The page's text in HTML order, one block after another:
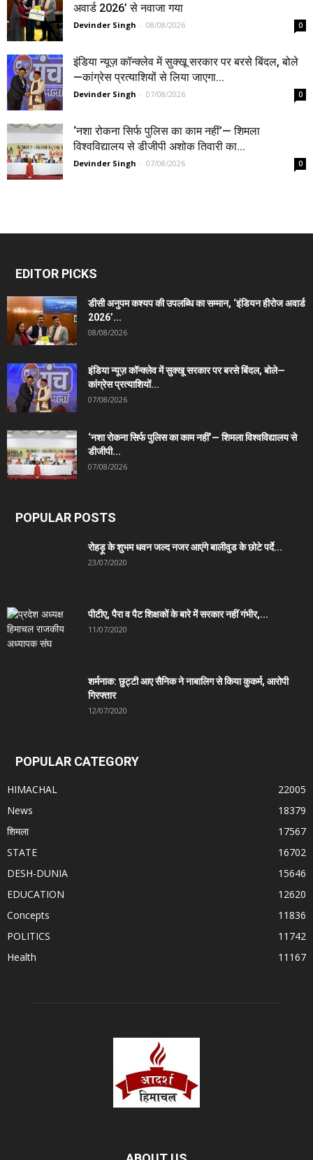
अवार्ड 2026’ से नवाजा गया
Devinder Singh - 08/08/2026 0
इंडिया न्यूज़ कॉन्क्लेव में सुक्खू सरकार पर बरसे बिंदल, बोले
—कांग्रेस प्रत्याशियों से लिया जाएगा...
Devinder Singh - 07/08/2026 0
‘नशा रोकना सिर्फ पुलिस का काम नहीं’— शिमला
विश्वविद्यालय से डीजीपी अशोक तिवारी का...
Devinder Singh - 07/08/2026 0
EDITOR PICKS
डीसी अनुपम कश्यप की उपलब्धि का सम्मान, ‘इंडियन हीरोज अवार्ड
2026’...
08/08/2026
इंडिया न्यूज़ कॉन्क्लेव में सुक्खू सरकार पर बरसे बिंदल, बोले—
कांग्रेस प्रत्याशियों...
07/08/2026
‘नशा रोकना सिर्फ पुलिस का काम नहीं’— शिमला विश्वविद्यालय से
डीजीपी...
07/08/2026
POPULAR POSTS
रोहड़ू के शुभम धवन जल्द नजर आएंगे बालीवुड के छोटे पर्दे...
23/07/2020
पीटीए, पैरा व पैट शिक्षकों के बारे में सरकार नहीं गंभीर,...
11/07/2020
शर्मनाक: छुट्टी आए सैनिक ने नाबालिग से किया कुकर्म, आरोपी
गिरफ्तार
12/07/2020
POPULAR CATEGORY
HIMACHAL
22005
News
18379
शिमला
17567
STATE
16702
DESH-DUNIA
15646
EDUCATION
12620
Concepts
11836
POLITICS
11742
Health
11167